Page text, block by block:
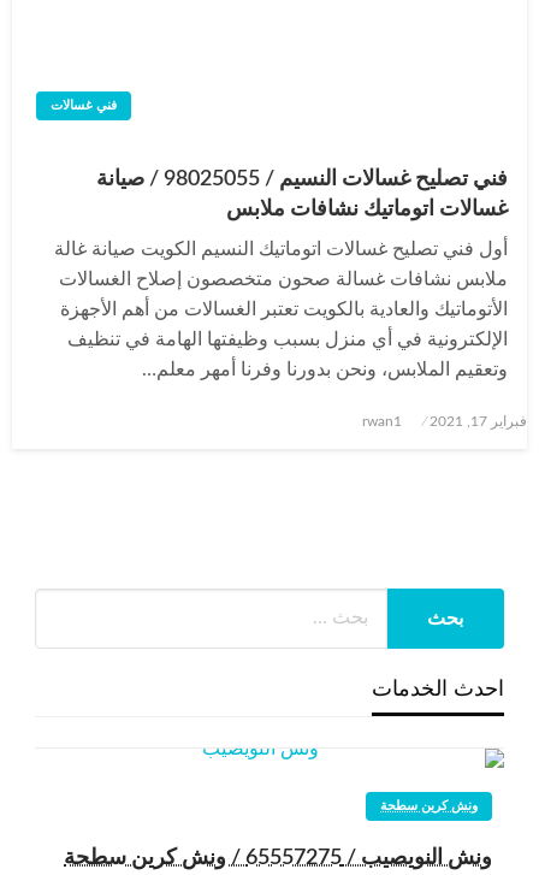
فني غسالات
فني تصليح غسالات النسيم / 98025055 / صيانة
غسالات اتوماتيك نشافات ملابس
أول فني تصليح غسالات اتوماتيك النسيم الكويت صيانة غالة
ملابس نشافات غسالة صحون متخصصون إصلاح الغسالات
الأتوماتيك والعادية بالكويت تعتبر الغسالات من أهم الأجهزة
الإلكترونية في أي منزل بسبب وظيفتها الهامة في تنظيف
وتعقيم الملابس، ونحن بدورنا وفرنا أمهر معلم…
نُشر
فبراير 17, 2021 rwan1
احدث الخدمات
ونش كرين سطحة
ونش النويصيب / 65557275 / ونش كرين سطحة